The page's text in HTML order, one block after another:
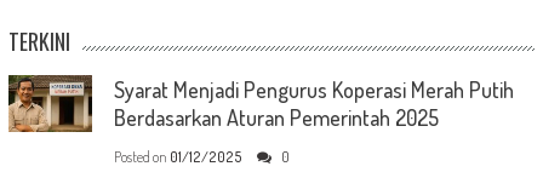
TERKINI
Syarat Menjadi Pengurus Koperasi Merah Putih
Berdasarkan Aturan Pemerintah 2025
Posted on 01/12/2025 0